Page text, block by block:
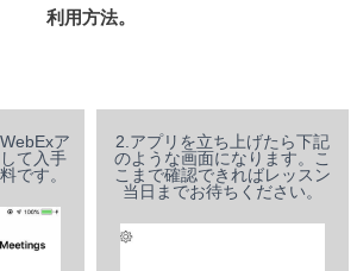
利用方法。
ア
て入手
です。
2.アプリを立ち上げたら下記
のような画面になります。こ
こまで確認できればレッスン
当日までお待ちください。